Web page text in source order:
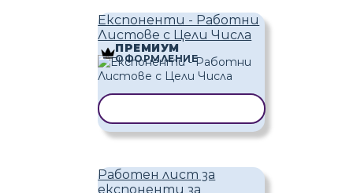
Експоненти - Работни
Листове с Цели Числа
ПРЕМИУМ
ОФОРМЛЕНИЕ
Работен лист за
експоненти за